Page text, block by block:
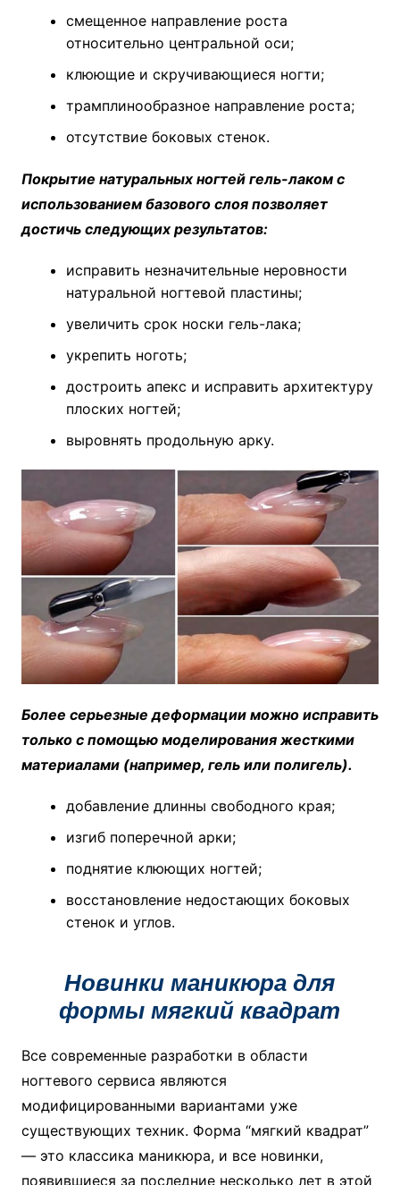
смещенное направление роста
относительно центральной оси;
клюющие и скручивающиеся ногти;
трамплинообразное направление роста;
отсутствие боковых стенок.
Покрытие натуральных ногтей гель-лаком с
использованием базового слоя позволяет
достичь следующих результатов:
исправить незначительные неровности
натуральной ногтевой пластины;
увеличить срок носки гель-лака;
укрепить ноготь;
достроить апекс и исправить архитектуру
плоских ногтей;
выровнять продольную арку.
Более серьезные деформации можно исправить
только с помощью моделирования жесткими
материалами (например, гель или полигель).
добавление длинны свободного края;
изгиб поперечной арки;
поднятие клюющих ногтей;
восстановление недостающих боковых
стенок и углов.
Новинки маникюра для
формы мягкий квадрат
Все современные разработки в области
ногтевого сервиса являются
модифицированными вариантами уже
существующих техник. Форма “мягкий квадрат”
— это классика маникюра, и все новинки,
появившиеся за последние несколько лет в этой